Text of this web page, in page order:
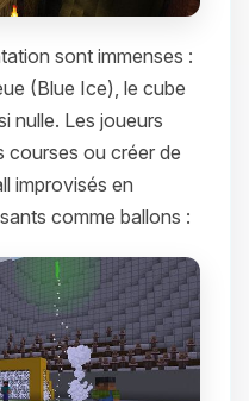
sont immenses :
(Blue Ice), le cube
nulle. Les joueurs
courses ou créer de
improvisés en
comme ballons :